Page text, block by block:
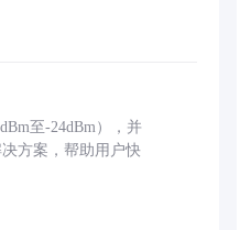
至-24dBm），并
方案，帮助用户快